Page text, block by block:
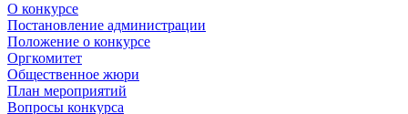
О конкурсе
Постановление администрации
Положение о конкурсе
Оргкомитет
Общественное жюри
План мероприятий
Вопросы конкурса